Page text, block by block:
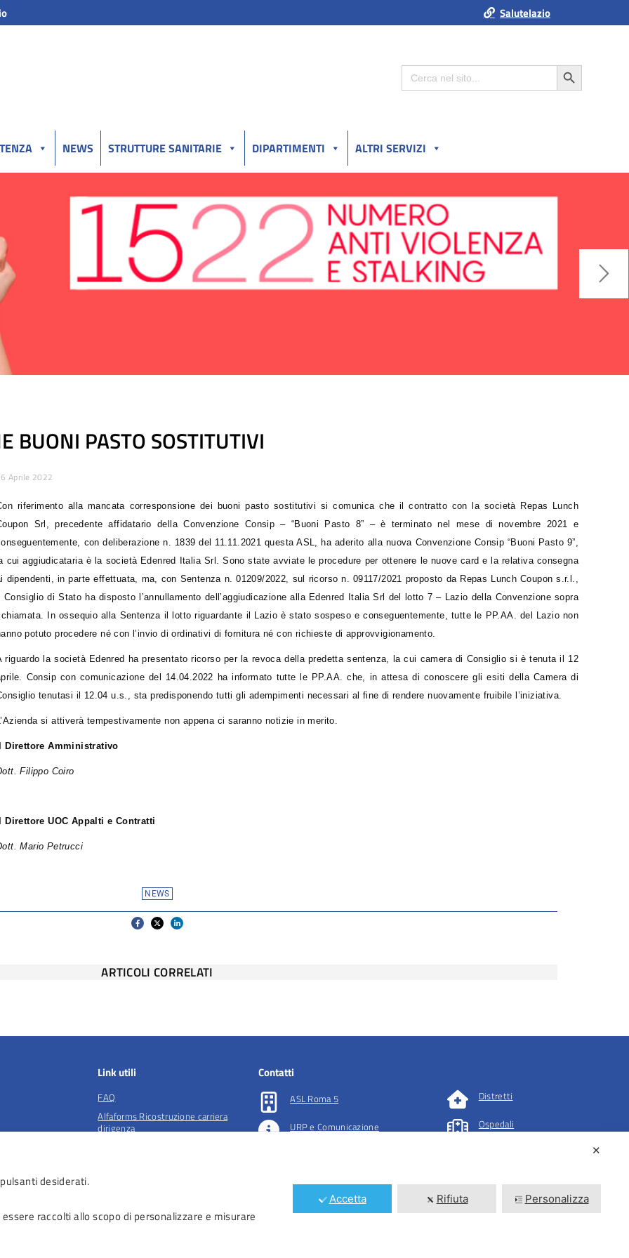
Salutelazio
Search
for:
Search Button
NEWS STRUTTURE SANITARIE DIPARTIMENTI ALTRI SERVIZI
BUONI PASTO SOSTITUTIVI
Aprile 2022
riferimento alla mancata corresponsione dei buoni pasto sostitutivi si comunica che il contratto con la società Repas Lunch
Srl, precedente affidatario della Convenzione Consip – “Buoni Pasto 8” – è terminato nel mese di novembre 2021 e
con deliberazione n. 1839 del 11.11.2021 questa ASL, ha aderito alla nuova Convenzione Consip “Buoni Pasto 9”,
cui aggiudicataria è la società Edenred Italia Srl. Sono state avviate le procedure per ottenere le nuove card e la relativa consegna
dipendenti, in parte effettuata, ma, con Sentenza n. 01209/2022, sul ricorso n. 09117/2021 proposto da Repas Lunch Coupon s.r.l.,
Consiglio di Stato ha disposto l’annullamento dell’aggiudicazione alla Edenred Italia Srl del lotto 7 – Lazio della Convenzione sopra
In ossequio alla Sentenza il lotto riguardante il Lazio è stato sospeso e conseguentemente, tutte le PP.AA. del Lazio non
potuto procedere né con l’invio di ordinativi di fornitura né con richieste di approvvigionamento.
riguardo la società Edenred ha presentato ricorso per la revoca della predetta sentenza, la cui camera di Consiglio si è tenuta il 12
Consip con comunicazione del 14.04.2022 ha informato tutte le PP.AA. che, in attesa di conoscere gli esiti della Camera di
tenutasi il 12.04 u.s., sta predisponendo tutti gli adempimenti necessari al fine di rendere nuovamente fruibile l’iniziativa.
si attiverà tempestivamente non appena ci saranno notizie in merito.
Direttore Amministrativo
Filippo Coiro
Direttore UOC Appalti e Contratti
Mario Petrucci
NEWS
ARTICOLI CORRELATI
e tutela della
Link utili
FAQ
Alfaforms Ricostruzione carriera
dirigenza
Contatti
ASL Roma 5
URP e Comunicazione
Distretti
Ospedali
✕
desiderati.
raccolti allo scopo di personalizzare e misurare
Accetta Rifiuta Personalizza